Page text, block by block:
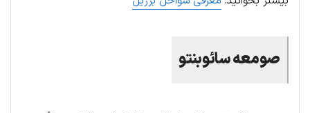
صومعه سائوبنتو